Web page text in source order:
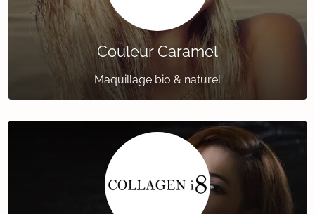
Couleur Caramel
Maquillage bio & naturel